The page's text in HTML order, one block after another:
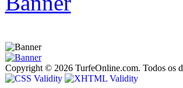
Copyright © 2026 TurfeOnline.com. Todos os